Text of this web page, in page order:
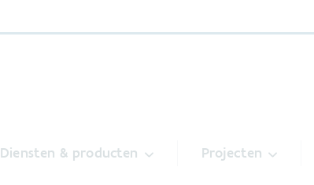
Diensten & producten Projecten